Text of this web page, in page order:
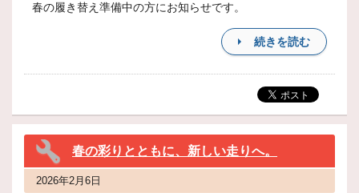
春の履き替え準備中の方にお知らせです。
続きを読む
春の彩りとともに、新しい走りへ。
2026年2月6日